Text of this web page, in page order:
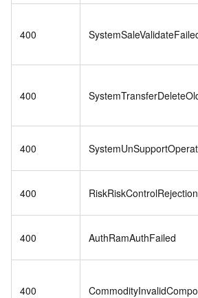
400
400
400
400 RiskRiskControlRejection
400 AuthRamAuthFailed
400